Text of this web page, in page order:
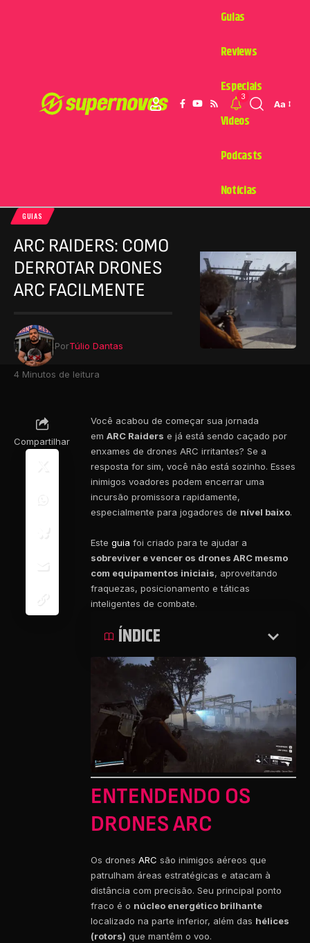
Guias
Reviews
Especiais
Videos
Podcasts
Notícias
3
Aa
GUIAS
ARC RAIDERS: COMO
DERROTAR DRONES
ARC FACILMENTE
PorTúlio Dantas
4 Minutos de leitura
Compartilhar
Você acabou de começar sua jornada
em ARC Raiders e já está sendo caçado por
enxames de drones ARC irritantes? Se a
resposta for sim, você não está sozinho. Esses
inimigos voadores podem encerrar uma
incursão promissora rapidamente,
especialmente para jogadores de nível baixo.
Este guia foi criado para te ajudar a
sobreviver e vencer os drones ARC mesmo
com equipamentos iniciais, aproveitando
fraquezas, posicionamento e táticas
inteligentes de combate.
ÍNDICE
ENTENDENDO OS
DRONES ARC
Os drones ARC são inimigos aéreos que
patrulham áreas estratégicas e atacam à
distância com precisão. Seu principal ponto
fraco é o núcleo energético brilhante
localizado na parte inferior, além das hélices
(rotors) que mantêm o voo.